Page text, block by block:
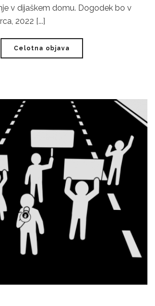
v dijaškem domu. Dogodek bo v
2022 [...]
Celotna objava